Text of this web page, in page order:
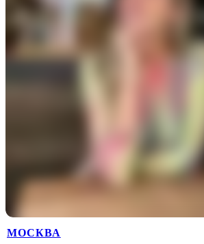
МОСКВА